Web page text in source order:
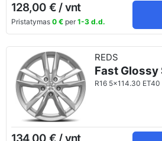
128,00 € / vnt
Pristatymas 0 €per 1-3 d.d.
REDS
Fast Glossy
R16 5x114.30